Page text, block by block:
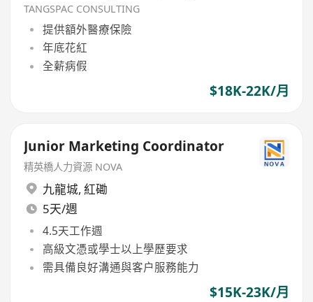
TANGSPAC CONSULTING
提供額外醫療保險
年底花紅
全薪病假
$18K-22K/月
Junior Marketing Coordinator
精英橋人力資源 NOVA
九龍城, 紅磡
5天/週
4.5天工作週
高級文憑或學士以上學歷要求
需具備良好溝通與客户服務能力
$15K-23K/月